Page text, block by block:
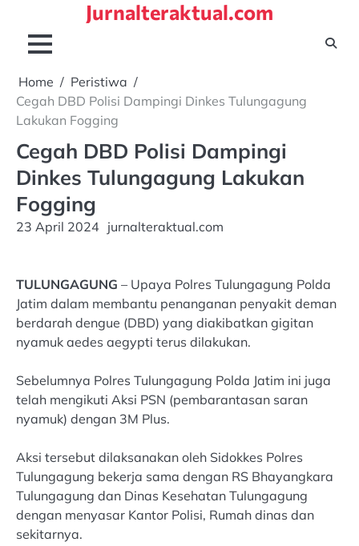
content
Jurnalteraktual.com
Home
Peristiwa
Cegah DBD Polisi Dampingi Dinkes Tulungagung
Lakukan Fogging
Cegah DBD Polisi Dampingi
Dinkes Tulungagung Lakukan
Fogging
23 April 2024 jurnalteraktual.com
TULUNGAGUNG – Upaya Polres Tulungagung Polda
Jatim dalam membantu penanganan penyakit deman
berdarah dengue (DBD) yang diakibatkan gigitan
nyamuk aedes aegypti terus dilakukan.
Sebelumnya Polres Tulungagung Polda Jatim ini juga
telah mengikuti Aksi PSN (pembarantasan saran
nyamuk) dengan 3M Plus.
Aksi tersebut dilaksanakan oleh Sidokkes Polres
Tulungagung bekerja sama dengan RS Bhayangkara
Tulungagung dan Dinas Kesehatan Tulungagung
dengan menyasar Kantor Polisi, Rumah dinas dan
sekitarnya.